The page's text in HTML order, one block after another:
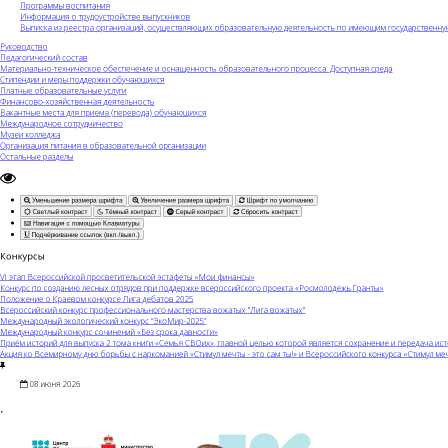
Программы воспитания
Информация о трудоустройстве выпускников
Выписка из реестра организаций, осуществляющих образовательную деятельность по имеющим
Руководство
Педагогический состав
Материально-техническое обеспечение и оснащенность образовательного процесса. Доступная среда
Стипендии и меры поддержки обучающихся
Платные образовательные услуги
Финансово-хозяйственная деятельность
Вакантные места для приема (перевода) обучающихся
Международное сотрудничество
Музеи колледжа
Организация питания в образовательной организации
Остальные разделы
Уменьшение размера шрифта Увеличение размера шрифта
Шрифт по умолчанию
Светлый контраст
Тёмный контраст Серый контраст
Сбросить контраст
Навигация с помощью Клавиатуры
Подчёркивание ссылок (вкл./выкл.)
Конкурсы
VI этап Всероссийской просветительской эстафеты «Мои финансы»
Конкурс по созданию лесных отрядов при поддержке всероссийского проекта «Росмолодежь.Гранты»
Положение о Краевом конкурсе Лига дебатов 2025
Всероссийский конкурс профессионального мастерства вожатых "Лига вожатых"
Международный экологический конкурс “ЭкоМир-2025”
Международный конкурс сочинений «Без срока давности»
Приём историй для выпуска 2 тома книги «Семья СВОих», главной целью которой является сохранение и передача
Акция ко Всемирному дню борьбы с наркоманией «Стимул мечты - это сам ты!» и Всероссийского конкурса «Стимул
08 июня 2026
.